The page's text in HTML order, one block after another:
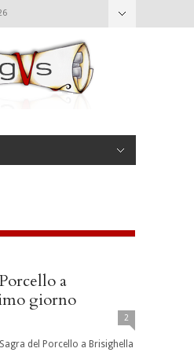
a
giorno
2
del Porcello a Brisighella